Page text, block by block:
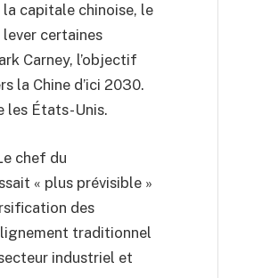
la capitale chinoise, le
certaines
Carney, l’objectif
la Chine d’ici 2030.
les États-Unis.
chef du
« plus prévisible »
des
traditionnel
industriel et